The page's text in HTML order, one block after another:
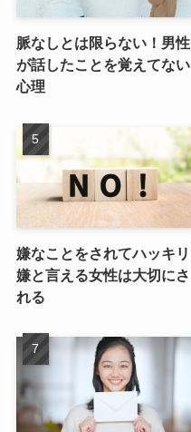
脈なしとは限らない！男性
が話したことを覚えてない
心理
嫌なことをされてハッキリ
嫌と言える女性は大切にさ
れる